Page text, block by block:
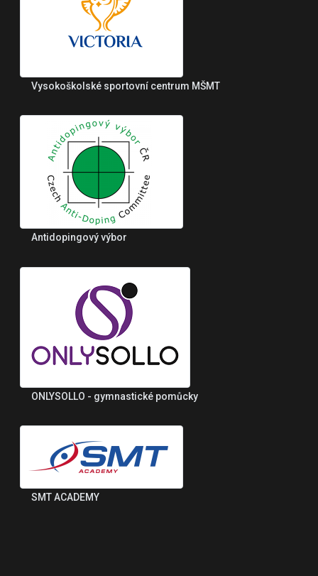
Vysokoškolské sportovní centrum MŠMT
Antidopingový výbor
ONLYSOLLO - gymnastické pomůcky
SMT ACADEMY